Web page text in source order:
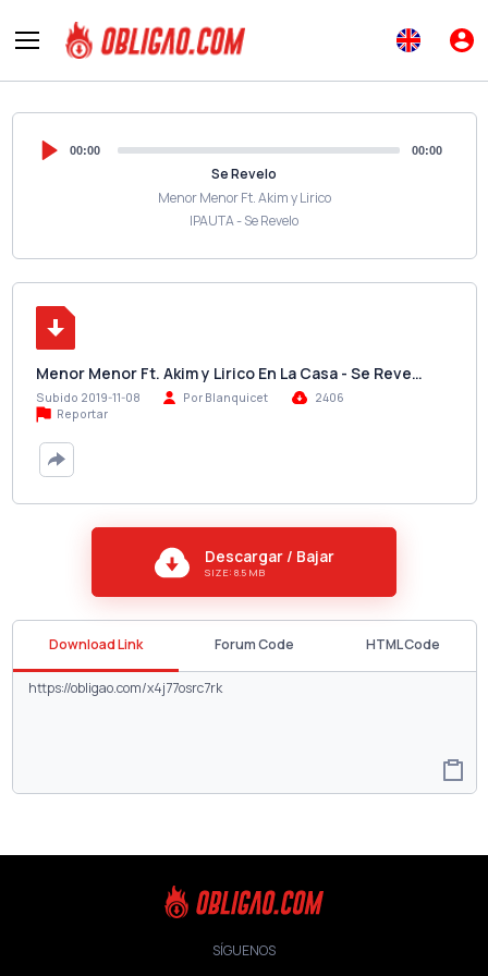
00:00 00:00
Se Revelo
Menor Menor Ft. Akim y Lirico
IPAUTA - Se Revelo
Menor Menor Ft. Akim y Lirico En La Casa - Se Reve…
Subido 2019-11-08 Por Blanquicet
2406
Reportar
Descargar / Bajar
SIZE: 8.5 MB
Download Link Forum Code HTML Code
SÍGUENOS